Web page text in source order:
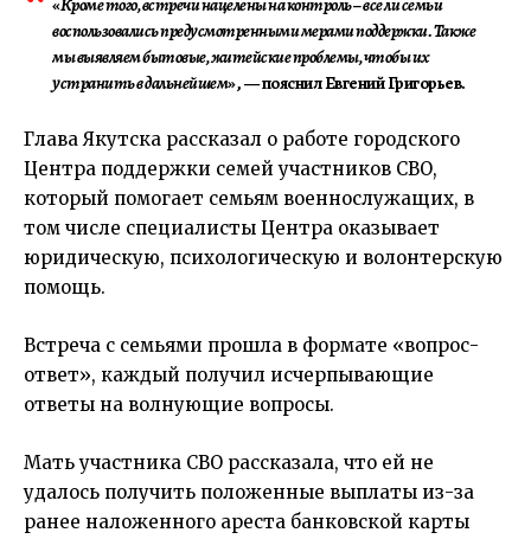
«Кроме того, встречи нацелены на контроль – все ли семьи
воспользовались предусмотренными мерами поддержки. Также
мы выявляем бытовые, житейские проблемы, чтобы их
устранить в дальнейшем», — пояснилЕвгений Григорьев.
Глава Якутска рассказал о работе городского
Центра поддержки семей участников СВО,
который помогает семьям военнослужащих, в
том числе специалисты Центра оказывает
юридическую, психологическую и волонтерскую
помощь.
Встреча с семьями прошла в формате «вопрос-
ответ», каждый получил исчерпывающие
ответы на волнующие вопросы.
Мать участника СВО рассказала, что ей не
удалось получить положенные выплаты из-за
ранее наложенного ареста банковской карты